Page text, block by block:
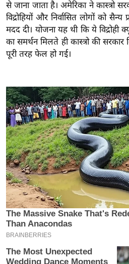
खे
ल
क्रि
के
P
L
2
0
2
6
क्रा
इ
म
ई
-
प
से जाना जाता है। अमेरिका ने कास्त्रो
विद्रोहियों और निर्वासित लोगों को
मदद दी। योजना यह थी कि ये
का समर्थन मिलते ही कास्त्रो की
पूरी तरह फेल हो गई।